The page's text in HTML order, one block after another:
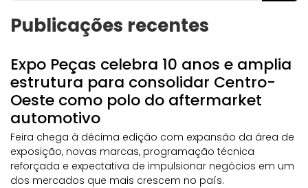
Publicações recentes
Expo Peças celebra 10 anos e amplia
estrutura para consolidar Centro-
Oeste como polo do aftermarket
automotivo
Feira chega à décima edição com expansão da área de
exposição, novas marcas, programação técnica
reforçada e expectativa de impulsionar negócios em um
dos mercados que mais crescem no país.